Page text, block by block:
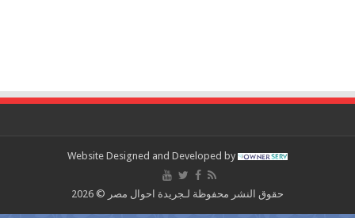
Website Designed and Developed by
حقوق النشر محفوظة لـجريدة احوال مصر © 2026